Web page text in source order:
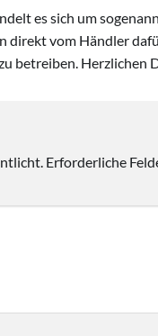
es sich um
direkt vom Händler
betreiben. Herzlichen
Erforderliche